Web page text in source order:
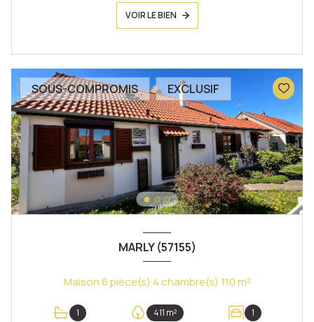
VOIR LE BIEN
SOUS-COMPROMIS EXCLUSIF
MARLY (57155)
Maison 6 pièce(s) 4 chambre(s) 110 m²
1 411 m² 1